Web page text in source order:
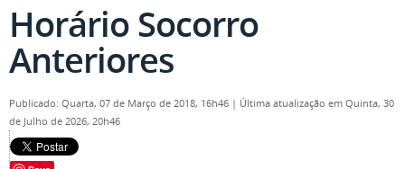
Horário Socorro
Anteriores
Publicado: Quarta, 07 de Março de 2018, 16h46 | Última atualização em Quinta, 30
de Julho de 2026, 20h46